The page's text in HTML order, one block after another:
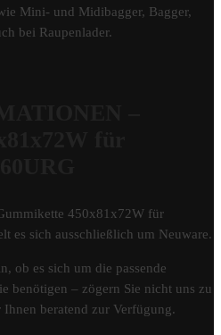
Mini- und Midibagger, Bagger,
bei Raupenlader.
450x81x72W für
es sich ausschließlich um Neuware.
ob es sich um die passende
benötigen – zögern Sie nicht uns zu
beratend zur Verfügung.